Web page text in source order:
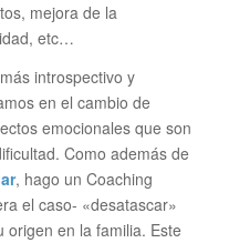
mejora de la
etc…
introspectivo y
en el cambio de
emocionales que son
Como además de
, hago un Coaching
el caso- «desatascar»
origen en la familia. Este